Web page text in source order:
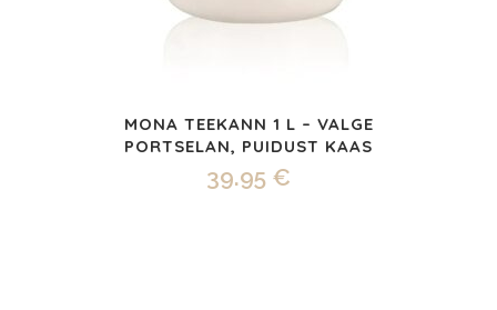
MONA TEEKANN 1 L – VALGE
PORTSELAN, PUIDUST KAAS
39.95 €